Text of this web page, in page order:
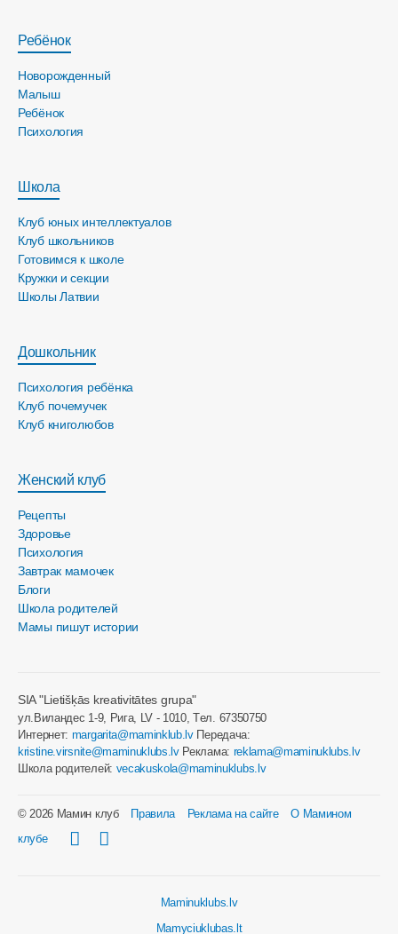
Ребёнок
Новорожденный
Малыш
Ребёнок
Психология
Школа
Клуб юных интеллектуалов
Клуб школьников
Готовимся к школе
Кружки и секции
Школы Латвии
Дошкольник
Психология ребёнка
Клуб почемучек
Клуб книголюбов
Женский клуб
Рецепты
Здоровье
Психология
Завтрак мамочек
Блоги
Школа родителей
Мамы пишут истории
SIA "Lietišķās kreativitātes grupa"
ул.Виландес 1-9, Рига, LV - 1010, Tел. 67350750
Интернет: margarita@maminklub.lvПередача:
kristine.virsnite@maminuklubs.lvРеклама: reklama@maminuklubs.lv
Школа родителей: vecakuskola@maminuklubs.lv
© 2026 Мамин клуб Правила Реклама на сайте
О Мамином
клубе
Maminuklubs.lv
Mamyciuklubas.lt